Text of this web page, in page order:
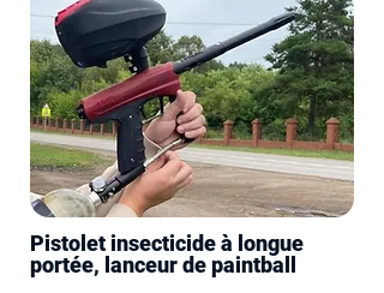
Pistolet insecticide à longue
portée, lanceur de paintball